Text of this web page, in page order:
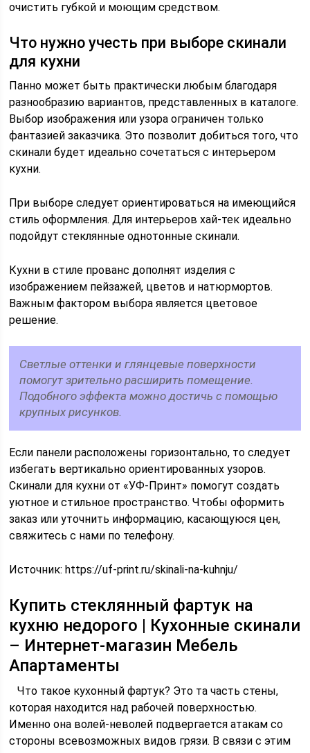
очистить губкой и моющим средством.
Что нужно учесть при выборе скинали
для кухни
Панно может быть практически любым благодаря
разнообразию вариантов, представленных в каталоге.
Выбор изображения или узора ограничен только
фантазией заказчика. Это позволит добиться того, что
скинали будет идеально сочетаться с интерьером
кухни.
При выборе следует ориентироваться на имеющийся
стиль оформления. Для интерьеров хай-тек идеально
подойдут стеклянные однотонные скинали.
Кухни в стиле прованс дополнят изделия с
изображением пейзажей, цветов и натюрмортов.
Важным фактором выбора является цветовое
решение.
Светлые оттенки и глянцевые поверхности
помогут зрительно расширить помещение.
Подобного эффекта можно достичь с помощью
крупных рисунков.
Если панели расположены горизонтально, то следует
избегать вертикально ориентированных узоров.
Скинали для кухни от «УФ-Принт» помогут создать
уютное и стильное пространство. Чтобы оформить
заказ или уточнить информацию, касающуюся цен,
свяжитесь с нами по телефону.
Источник:https://uf-print.ru/skinali-na-kuhnju/
Купить стеклянный фартук на
кухню недорого | Кухонные скинали
– Интернет-магазин Мебель
Апартаменты
Что такое кухонный фартук? Это та часть стены,
которая находится над рабочей поверхностью.
Именно она волей-неволей подвергается атакам со
стороны всевозможных видов грязи. В связи с этим